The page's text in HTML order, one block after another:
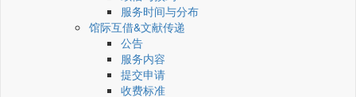
服务时间与分布
馆际互借&文献传递
公告
服务内容
提交申请
收费标准